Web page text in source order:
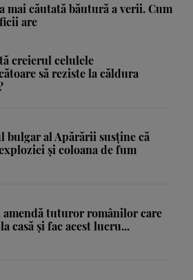
mai căutată băutură a verii. Cum
are
creierul celulele
să reziste la căldura
bulgar al Apărării susține că
și coloana de fum
amendă tuturor românilor care
casă și fac acest lucru...